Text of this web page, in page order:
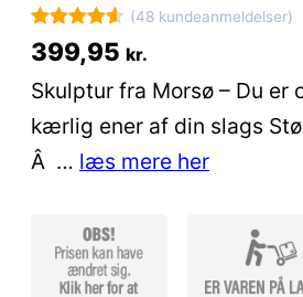
Bedømt
4.6
ud af 5
baseret på
48
kundebedø
(48 kundeanmeldelser)
399,95 kr.
Skulptur fra Morsø – Du er
kærlig ener af din slags
Â … læs mere her